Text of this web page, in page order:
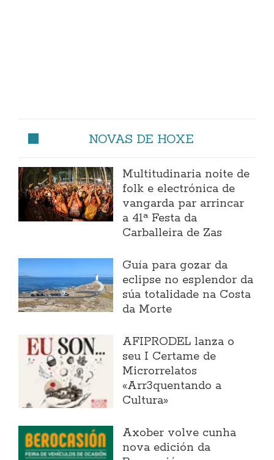
NOVAS DE HOXE
Multitudinaria noite de
folk e electrónica de
vangarda par arrincar
a 41ª Festa da
Carballeira de Zas
Guía para gozar da
eclipse no esplendor da
súa totalidade na Costa
da Morte
AFIPRODEL lanza o
seu I Certame de
Microrrelatos
«Arr3quentando a
Cultura»
Axober volve cunha
nova edición da